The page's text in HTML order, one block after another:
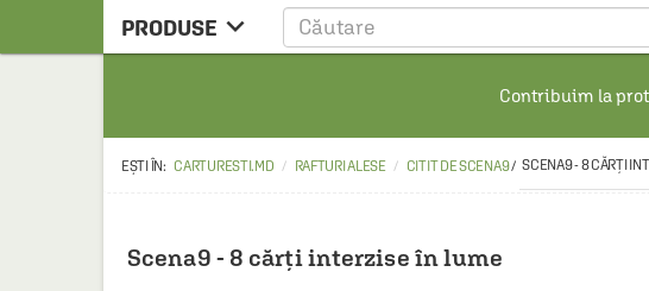
PRODUSE 
CARTE RUSA
MANGA
Contribuim la
CARTURESTI.MD RAFTURI ALESE CITIT DE SCENA9/ SCENA9 - 8 CĂRȚI
Scena9 - 8 cărți interzise în lume